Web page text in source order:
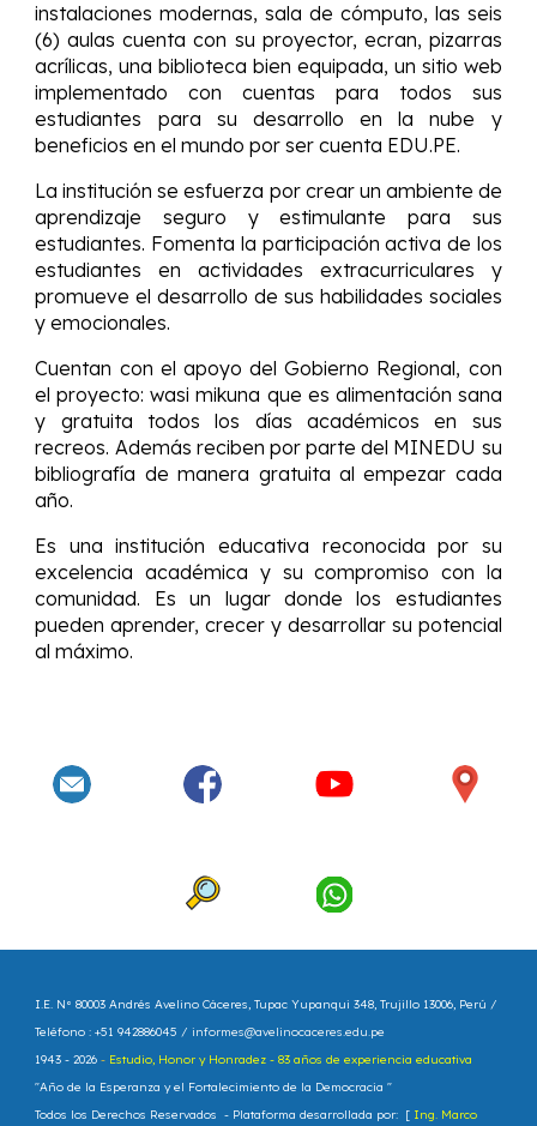
instalaciones modernas, sala de cómputo, las seis
(6) aulas cuenta con su proyector, ecran, pizarras
acrílicas, una biblioteca bien equipada, un sitio web
implementado con cuentas para todos sus
estudiantes para su desarrollo en la nube y
beneficios en el mundo por ser cuenta EDU.PE.
La institución se esfuerza por crear un ambiente de
aprendizaje seguro y estimulante para sus
estudiantes. Fomenta la participación activa de los
estudiantes en actividades extracurriculares y
promueve el desarrollo de sus habilidades sociales
y emocionales.
Cuentan con el apoyo del Gobierno Regional, con
el proyecto: wasi mikuna que es alimentación sana
y gratuita todos los días académicos en sus
recreos. Además reciben por parte del MINEDU su
bibliografía de manera gratuita al empezar cada
año.
Es una institución educativa reconocida por su
excelencia académica y su compromiso con la
comunidad. Es un lugar donde los estudiantes
pueden aprender, crecer y desarrollar su potencial
al máximo.
I.E. N° 80003 Andrés Avelino Cáceres, Tupac Yupanqui 348, Trujillo 13006, Perú /
Teléfono : +51 942886045 /informes@avelinocaceres.edu.pe
1943 - 2026- Estudio, Honor y Honradez - 83 años de experiencia educativa
"Año de la Esperanza y el Fortalecimiento de la Democracia "
Todos los Derechos Reservados - Plataformadesarrollada por: [ Ing. Marco